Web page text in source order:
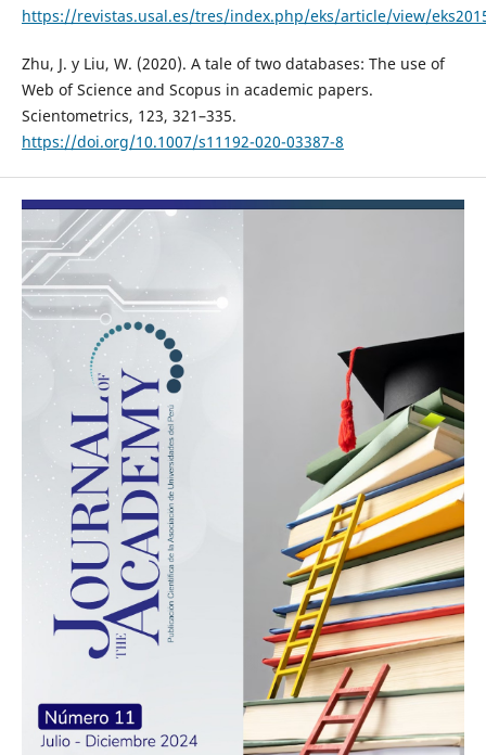
https://revistas.usal.es/tres/index.php/eks/article/view/
Zhu, J. y Liu, W. (2020). A tale of two databases: The use of
Web of Science and Scopus in academic papers.
Scientometrics, 123, 321–335.
https://doi.org/10.1007/s11192-020-03387-8